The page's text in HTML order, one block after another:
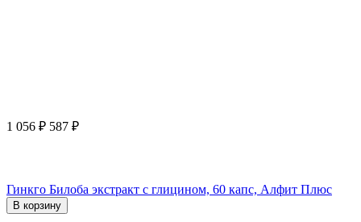
1 056 ₽ 587 ₽
Гинкго Билоба экстракт с глицином, 60 капс, Алфит Плюс
В корзину